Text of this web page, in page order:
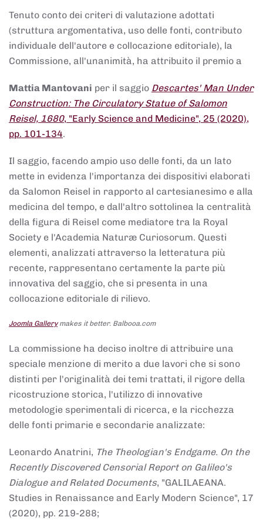
Tenuto conto dei criteri di valutazione adottati
(struttura argomentativa, uso delle fonti, contributo
individuale dell'autore e collocazione editoriale), la
Commissione, all'unanimità, ha attribuito il premio a
Mattia Mantovani per il saggio Descartes' Man Under
Construction: The Circulatory Statue of Salomon
Reisel, 1680, "Early Science and Medicine", 25 (2020),
pp. 101-134.
Il saggio, facendo ampio uso delle fonti, da un lato
mette in evidenza l'importanza dei dispositivi elaborati
da Salomon Reisel in rapporto al cartesianesimo e alla
medicina del tempo, e dall'altro sottolinea la centralità
della figura di Reisel come mediatore tra la Royal
Society e l'Academia Naturæ Curiosorum. Questi
elementi, analizzati attraverso la letteratura più
recente, rappresentano certamente la parte più
innovativa del saggio, che si presenta in una
collocazione editoriale di rilievo.
Joomla Gallerymakes it better. Balbooa.com
La commissione ha deciso inoltre di attribuire una
speciale menzione di merito a due lavori che si sono
distinti per l'originalità dei temi trattati, il rigore della
ricostruzione storica, l'utilizzo di innovative
metodologie sperimentali di ricerca, e la ricchezza
delle fonti primarie e secondarie analizzate:
Leonardo Anatrini, The Theologian's Endgame. On the
Recently Discovered Censorial Report on Galileo's
Dialogue and Related Documents, "GALILAEANA.
Studies in Renaissance and Early Modern Science", 17
(2020), pp. 219-288;